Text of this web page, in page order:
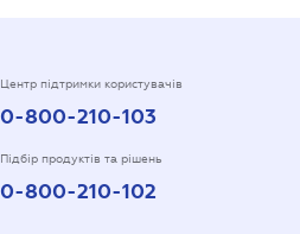
Центр підтримки користувачів
0-800-210-103
Підбір продуктів та рішень
0-800-210-102